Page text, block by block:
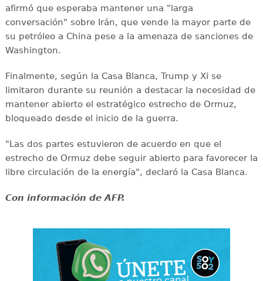
afirmó que esperaba mantener una "larga
conversación" sobre Irán, que vende la mayor parte de
su petróleo a China pese a la amenaza de sanciones de
Washington.
Finalmente, según la Casa Blanca, Trump y Xi se
limitaron durante su reunión a destacar la necesidad de
mantener abierto el estratégico estrecho de Ormuz,
bloqueado desde el inicio de la guerra.
"Las dos partes estuvieron de acuerdo en que el
estrecho de Ormuz debe seguir abierto para favorecer la
libre circulación de la energía", declaró la Casa Blanca.
Con información de AFP.